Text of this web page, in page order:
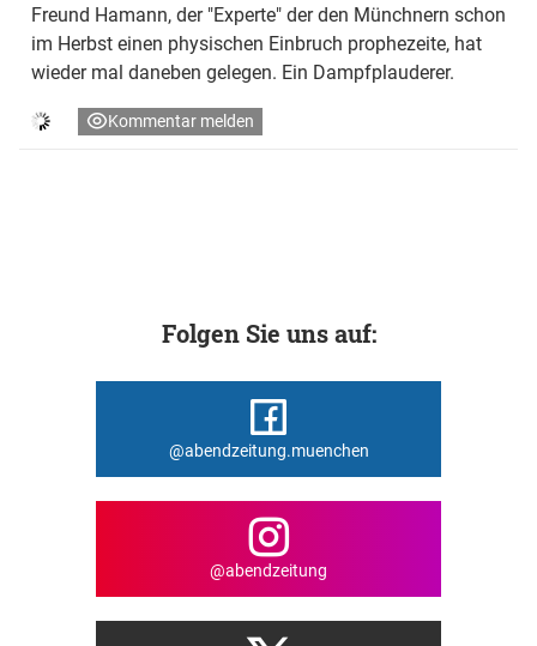
Freund Hamann, der "Experte" der den Münchnern schon
im Herbst einen physischen Einbruch prophezeite, hat
wieder mal daneben gelegen. Ein Dampfplauderer.
Kommentar melden
Folgen Sie uns auf:
@abendzeitung.muenchen
@abendzeitung